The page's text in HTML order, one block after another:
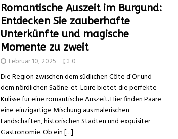
Romantische Auszeit im Burgund:
Entdecken Sie zauberhafte
Unterkünfte und magische
Momente zu zweit
Februar 10, 2025 0
Die Region zwischen dem südlichen Côte d’Or und
dem nördlichen Saône-et-Loire bietet die perfekte
Kulisse für eine romantische Auszeit. Hier finden Paare
eine einzigartige Mischung aus malerischen
Landschaften, historischen Städten und exquisiter
Gastronomie. Ob ein[…]